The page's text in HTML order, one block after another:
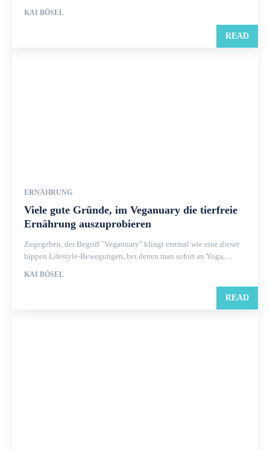
KAI BÖSEL
READ
ERNÄHRUNG
Viele gute Gründe, im Veganuary die tierfreie
Ernährung auszuprobieren
Zugegeben, der Begriff "Veganuary" klingt erstmal wie eine dieser
hippen Lifestyle-Bewegungen, bei denen man sofort an Yoga,...
KAI BÖSEL
READ